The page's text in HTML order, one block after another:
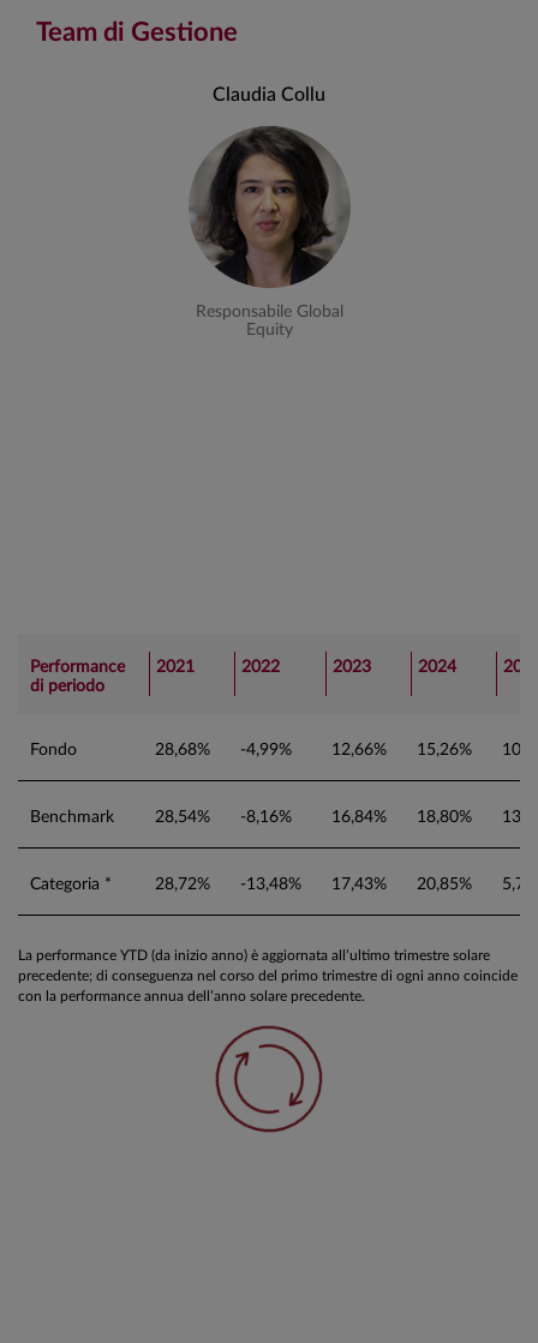
Team di Gestione
Claudia Collu
Responsabile Global
Equity
Performance
di periodo
2021 2022 2023 2024
Fondo 28,68% -4,99% 12,66% 15,26%
Benchmark 28,54% -8,16% 16,84% 18,80%
Categoria * 28,72% -13,48% 17,43% 20,85%
La performance YTD (da inizio anno) è aggiornata all’ultimo trimestre solare
precedente; di conseguenza nel corso del primo trimestre di ogni anno coincide
con la performance annua dell’anno solare precedente.